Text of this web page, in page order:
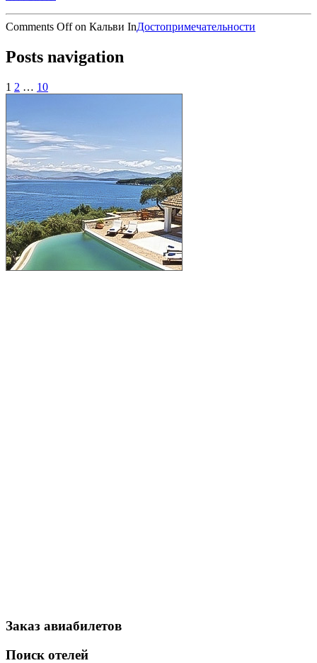
Comments Offon Кальви InДостопримечательности
Posts navigation
1 2 … 10
Заказ авиабилетов
Поиск отелей